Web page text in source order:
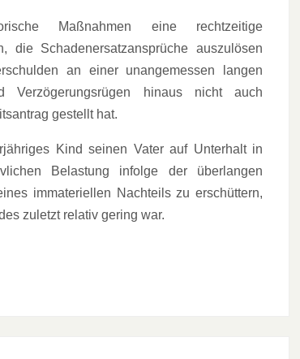
Maßnahmen eine rechtzeitige
die Schadenersatzansprüche auszulösen
an einer unangemessen langen
Verzögerungsrügen hinaus nicht auch
gestellt hat.
Kind seinen Vater auf Unterhalt in
Belastung infolge der überlangen
immateriellen Nachteils zu erschüttern,
zuletzt relativ gering war.